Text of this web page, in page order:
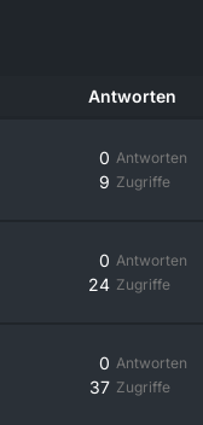
Antworten
Antworten
0
Zugriffe
9
Antworten
0
Zugriffe
24
Antworten
0
Zugriffe
37